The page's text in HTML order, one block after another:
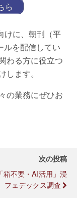
ら
けに、朝刊（平
ルを配信してい
わる方に役立つ
ます。
の業務にぜひお
次の投稿
箱不要・AI活用」浸
フェデックス調査